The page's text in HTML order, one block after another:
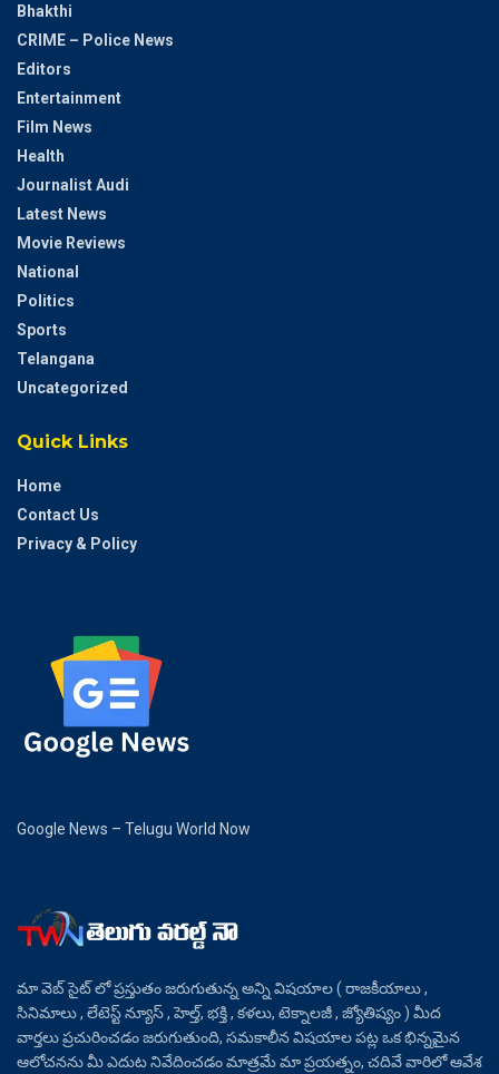
Bhakthi
CRIME – Police News
Editors
Entertainment
Film News
Health
Journalist Audi
Latest News
Movie Reviews
National
Politics
Sports
Telangana
Uncategorized
Quick Links
Home
Contact Us
Privacy & Policy
Google News – Telugu World Now
మా వెబ్ సైట్ లో ప్రస్తుతం జరుగుతున్న అన్ని విషయాల ( రాజకీయాలు ,
సినిమాలు , లేటెస్ట్ న్యూస్ , హెల్త్, భక్తి , కళలు, టెక్నాలజీ , జ్యోతిష్యం ) మీద
వార్తలు ప్రచురించడం జరుగుతుంది, సమకాలీన విషయాల పట్ల ఒక భిన్నమైన
ఆలోచనను మీ ఎదుట నివేదించడం మాత్రమే మా ప్రయత్నం, చదివే వారిలో ఆవేశ